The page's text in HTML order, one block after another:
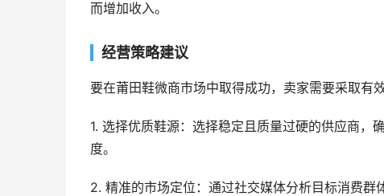
而增加收入。
经营策略建议
要在莆田鞋微商市场中取得成功，卖家需要采取有
1. 选择优质鞋源：选择稳定且质量过硬的供应商，
度。
2. 精准的市场定位：通过社交媒体分析目标消费